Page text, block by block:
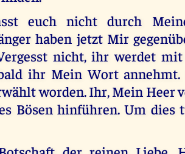
euch nicht durch
haben jetzt Mir
nicht, ihr werdet
ihr Mein Wort annehmt.
worden. Ihr, Mein Heer
Bösen hinführen. Um dies